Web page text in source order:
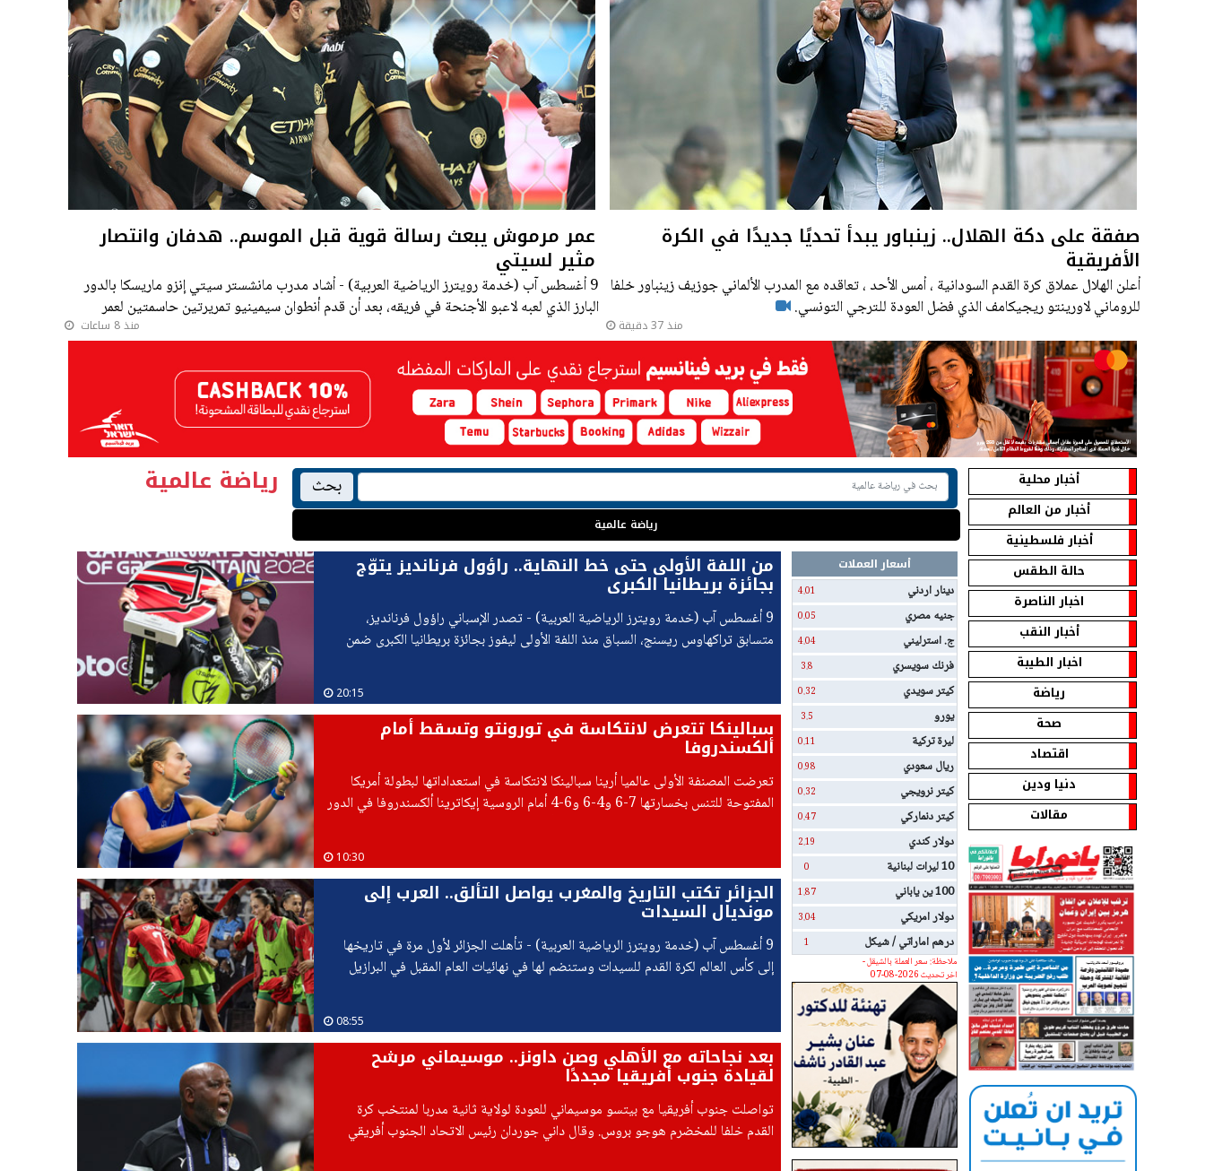
صفقة على دكة الهلال.. زينباور يبدأ تحديًا جديدًا في الكرة
الأفريقية
أعلن الهلال عملاق كرة القدم السودانية ، أمس الأحد ، تعاقده مع المدرب الألماني جوزيف زينباور خلفا
للروماني لاورينتو ريجيكامف الذي فضل العودة للترجي التونسي.
منذ 37 دقيقة
عمر مرموش يبعث رسالة قوية قبل الموسم.. هدفان وانتصار
مثير لسيتي
9 أغسطس آب (خدمة رويترز الرياضية العربية) - أشاد مدرب مانشستر سيتي إنزو ماريسكا بالدور
البارز الذي لعبه لاعبو الأجنحة في فريقه، بعد أن قدم أنطوان سيمينيو تمريرتين حاسمتين لعمر
منذ 8 ساعات
أخبار محلية
أخبار من العالم
أخبار فلسطينية
حالة الطقس
اخبار الناصرة
أخبار النقب
اخبار الطيبة
رياضة
صحة
اقتصاد
دنيا ودين
مقالات
بحث
رياضة عالمية
رياضة عالمية
أسعار العملات
دينار اردني
4.01
جنيه مصري 0.05
ج. استرليني 4.04
فرنك سويسري 3.8
كيتر سويدي 0.32
يورو 3.5
ليرة تركية 0.11
ريال سعودي 0.98
كيتر نرويجي 0.32
كيتر دنماركي 0.47
دولار كندي 2.19
10 ليرات لبنانية 0
100 ين ياباني 1.87
دولار امريكي 3.04
درهم اماراتي / شيكل
1
ملاحظة: سعر العملة بالشيقل -
اخر تحديث 2026-08-07
من اللفة الأولى حتى خط النهاية.. راؤول فرنانديز يتوّج
بجائزة بريطانيا الكبرى
9 أغسطس آب (خدمة رويترز الرياضية العربية) - تصدر الإسباني راؤول فرنانديز،
متسابق تراكهاوس ريسنج، السباق منذ اللفة الأولى ليفوز بجائزة بريطانيا الكبرى ضمن
20:15
سبالينكا تتعرض لانتكاسة في تورونتو وتسقط أمام
ألكسندروفا
تعرضت المصنفة الأولى عالميا أرينا سبالينكا لانتكاسة في استعداداتها لبطولة أمريكا
المفتوحة للتنس بخسارتها 7-6 و4-6 و6-4 أمام الروسية إيكاترينا ألكسندروفا في الدور
10:30
الجزائر تكتب التاريخ والمغرب يواصل التألق.. العرب إلى
مونديال السيدات
9 أغسطس آب (خدمة رويترز الرياضية العربية) - تأهلت الجزائر لأول مرة في تاريخها
إلى كأس العالم لكرة القدم للسيدات وستنضم لها في نهائيات العام المقبل في البرازيل
08:55
بعد نجاحاته مع الأهلي وصن داونز.. موسيماني مرشح
لقيادة جنوب أفريقيا مجددًا
تواصلت جنوب أفريقيا مع بيتسو موسيماني للعودة لولاية ثانية مدربا لمنتخب كرة
القدم خلفا للمخضرم هوجو بروس. وقال داني جوردان رئيس الاتحاد الجنوب أفريقي